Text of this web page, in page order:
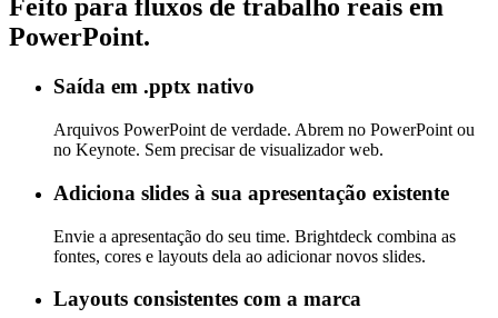
Feito para fluxos de trabalho reais em
PowerPoint.
Saída em .pptx nativo
Arquivos PowerPoint de verdade. Abrem no PowerPoint ou
no Keynote. Sem precisar de visualizador web.
Adiciona slides à sua apresentação existente
Envie a apresentação do seu time. Brightdeck combina as
fontes, cores e layouts dela ao adicionar novos slides.